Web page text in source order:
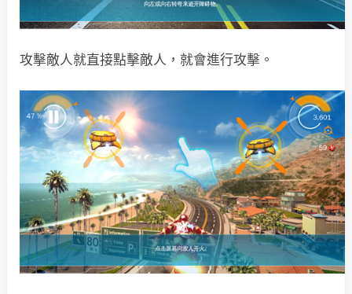
攻擊敵人就直接點擊敵人，就會進行攻擊。